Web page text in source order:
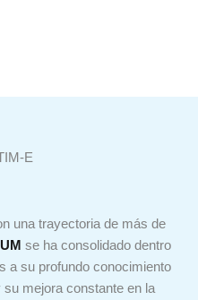
una trayectoria de más de
se ha consolidado dentro
a su profundo conocimiento
mejora constante en la